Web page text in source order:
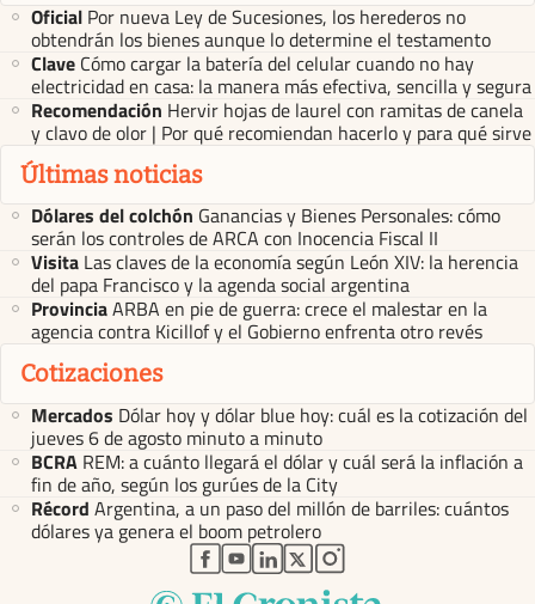
Oficial Por nueva Ley de Sucesiones, los herederos no
obtendrán los bienes aunque lo determine el testamento
Clave Cómo cargar la batería del celular cuando no hay
electricidad en casa: la manera más efectiva, sencilla y segura
Recomendación Hervir hojas de laurel con ramitas de canela
y clavo de olor | Por qué recomiendan hacerlo y para qué sirve
Últimas noticias
Dólares del colchón Ganancias y Bienes Personales: cómo
serán los controles de ARCA con Inocencia Fiscal II
Visita Las claves de la economía según León XIV: la herencia
del papa Francisco y la agenda social argentina
ProvinciaARBA en pie de guerra: crece el malestar en la
agencia contra Kicillof y el Gobierno enfrenta otro revés
Cotizaciones
Mercados Dólar hoy y dólar blue hoy: cuál es la cotización del
jueves 6 de agosto minuto a minuto
BCRA REM: a cuánto llegará el dólar y cuál será la inflación a
fin de año, según los gurúes de la City
Récord Argentina, a un paso del millón de barriles: cuántos
dólares ya genera el boom petrolero
abre en nueva pestaña
abre en nueva pestaña
abre en nueva pestaña
abre en nueva pestaña
abre en nueva pestaña